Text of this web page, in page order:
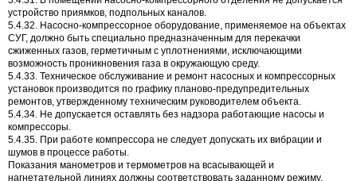
устройство приямков, подпольных каналов.
5.4.32. Насосно-компрессорное оборудование, применяемое на объектах
СУГ, должно быть специально предназначенным для перекачки
сжиженных газов, герметичным с уплотнениями, исключающими
возможность проникновения газа в окружающую среду.
5.4.33. Техническое обслуживание и ремонт насосных и компрессорных
установок производится по графику планово-предупредительных
ремонтов, утвержденному техническим руководителем объекта.
5.4.34. Не допускается оставлять без надзора работающие насосы и
компрессоры.
5.4.35. При работе компрессора не следует допускать их вибрации и
шумов в процессе работы.
Показания манометров и термометров на всасывающей и
нагнетательной линиях должны соответствовать заданному режиму.